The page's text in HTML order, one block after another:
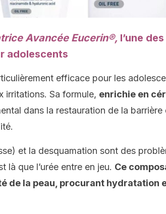
Avancée Eucerin®, l’une
adolescents
efficace pour les
irritations. Sa formule, enrichie en
dans la restauration de la barrière
et la desquamation sont des
là que l’urée entre en jeu. Ce
de la peau, procurant hydratation